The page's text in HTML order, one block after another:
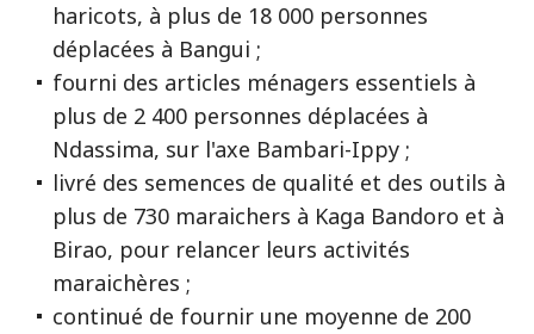
haricots, à plus de 18 000 personnes
déplacées à Bangui ;
fourni des articles ménagers essentiels à
plus de 2 400 personnes déplacées à
Ndassima, sur l'axe Bambari-Ippy ;
livré des semences de qualité et des outils à
plus de 730 maraichers à Kaga Bandoro et à
Birao, pour relancer leurs activités
maraichères ;
continué de fournir une moyenne de 200